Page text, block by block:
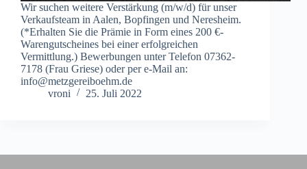
Wir suchen weitere Verstärkung (m/w/d) für unser
Verkaufsteam in Aalen, Bopfingen und Neresheim.
(*Erhalten Sie die Prämie in Form eines 200 €-
Warengutscheines bei einer erfolgreichen
Vermittlung.) Bewerbungen unter Telefon 07362-
7178 (Frau Griese) oder per e-Mail an:
info@metzgereiboehm.de
vroni
25. Juli 2022